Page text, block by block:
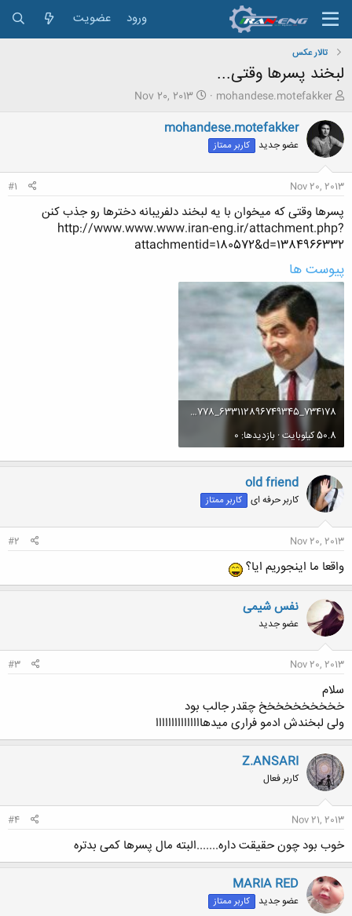
ورود عضویت
تالار عکس
لبخند پسرها وقتی...
ش
و
ع
ک
ه
م
و
ض
و
ع
mohandese.motefakker
ت
ر
ع
Nov 20, 2013
mohandese.motefakker
عضو جدید کاربر ممتاز
Nov 20, 2013
#1
پسرها وقتی که میخوان با یه لبخند دلفریبانه دخترها رو جذب کنن
http://www.www.www.iran-eng.ir/attachment.php?
attachmentid=180572&d=1384966332
پیوست ها
734178_633112896749345_2026373778_n.jpg
50.8 کیلوبایت · بازدیدها: 0
old friend
کاربر حرفه ای کاربر ممتاز
Nov 20, 2013
#2
واقعا ما اینجوریم ایا؟
نفس شیمی
عضو جدید
Nov 20, 2013
#3
سلام
خخخخخخخخخخ چقدر جالب بود
ولی لبخندش ادمو فراری میدهااااااااااااااا
Z.ANSARI
کاربر فعال
Nov 21, 2013
#4
خوب بود چون حقیقت داره.......البته مال پسرها کمی بدتره
MARIA RED
عضو جدید کاربر ممتاز